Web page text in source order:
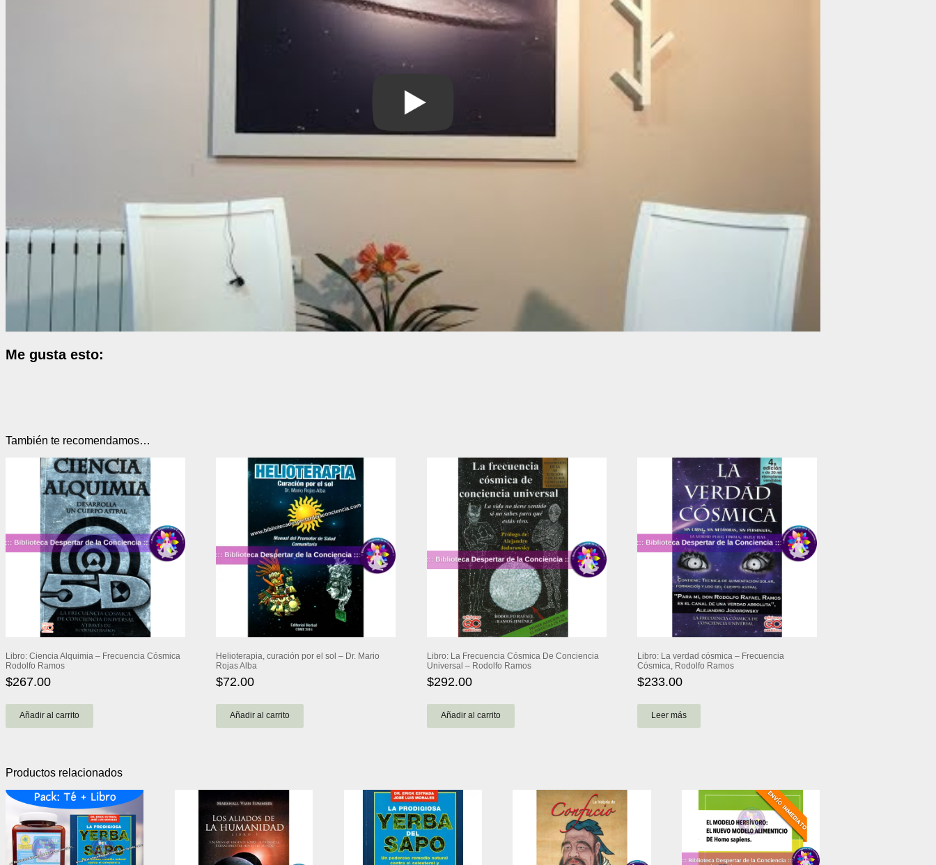
Me gusta esto:
También te recomendamos…
Libro: Ciencia Alquimia – Frecuencia Cósmica
Rodolfo Ramos
$267.00
Añadir al carrito
Helioterapia, curación por el sol – Dr. Mario
Rojas Alba
$72.00
Añadir al carrito
Libro: La Frecuencia Cósmica De Conciencia
Universal – Rodolfo Ramos
$292.00
Añadir al carrito
Libro: La verdad cósmica – Frecuencia
Cósmica, Rodolfo Ramos
$233.00
Leer más
Productos relacionados